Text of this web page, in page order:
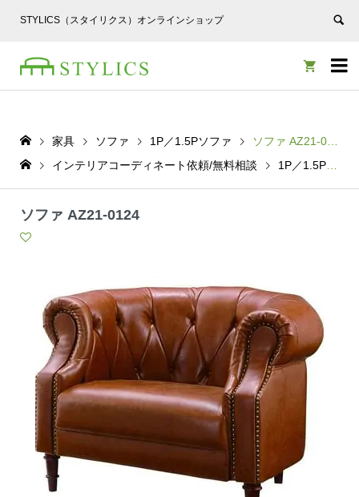
STYLICS（スタイリクス）オンラインショップ


家具 ソファ 1P／1.5Pソファ
ソファ AZ21-0124
インテリアコーディネート依頼/無料相談
1P／1.5Pソファ
ソファ AZ21-0124